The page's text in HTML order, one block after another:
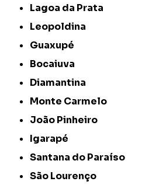
Lagoa da Prata
Leopoldina
Guaxupé
Bocaiuva
Diamantina
Monte Carmelo
João Pinheiro
Igarapé
Santana do Paraíso
São Lourenço